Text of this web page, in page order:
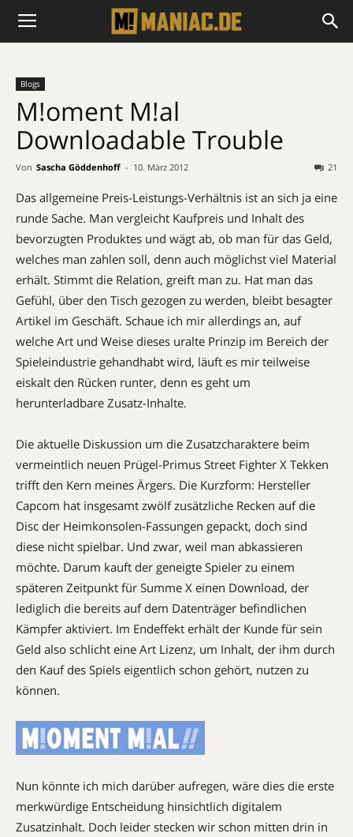
Blogs
M!oment M!al 
Downloadable Trouble
Von Sascha Göddenhoff - 10. März 2012 21
Das allgemeine Preis-Leistungs-Verhältnis ist an sich ja eine
runde Sache. Man vergleicht Kaufpreis und Inhalt des
bevorzugten Produktes und wägt ab, ob man für das Geld,
welches man zahlen soll, denn auch möglichst viel Material
erhält. Stimmt die Relation, greift man zu. Hat man das
Gefühl, über den Tisch gezogen zu werden, bleibt besagter
Artikel im Geschäft. Schaue ich mir allerdings an, auf
welche Art und Weise dieses uralte Prinzip im Bereich der
Spieleindustrie gehandhabt wird, läuft es mir teilweise
eiskalt den Rücken runter, denn es geht um
herunterladbare Zusatz-Inhalte.
Die aktuelle Diskussion um die Zusatzcharaktere beim
vermeintlich neuen Prügel-Primus Street Fighter X Tekken
trifft den Kern meines Ärgers. Die Kurzform: Hersteller
Capcom hat insgesamt zwölf zusätzliche Recken auf die
Disc der Heimkonsolen-Fassungen gepackt, doch sind
diese nicht spielbar. Und zwar, weil man abkassieren
möchte. Darum kauft der geneigte Spieler zu einem
späteren Zeitpunkt für Summe X einen Download, der
lediglich die bereits auf dem Datenträger befindlichen
Kämpfer aktiviert. Im Endeffekt erhält der Kunde für sein
Geld also schlicht eine Art Lizenz, um Inhalt, der ihm durch
den Kauf des Spiels eigentlich schon gehört, nutzen zu
können.
Nun könnte ich mich darüber aufregen, wäre dies die erste
merkwürdige Entscheidung hinsichtlich digitalem
Zusatzinhalt. Doch leider stecken wir schon mitten drin in